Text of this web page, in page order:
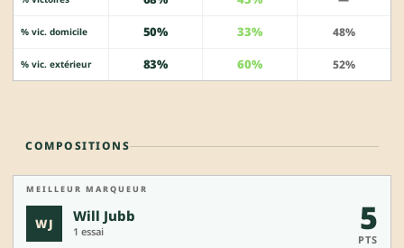
% vic. domicile 50% 33% 48%
% vic. extérieur 83% 60% 52%
COMPOSITIONS
MEILLEUR MARQUEUR
WJ Will Jubb
1 essai 5
PTS